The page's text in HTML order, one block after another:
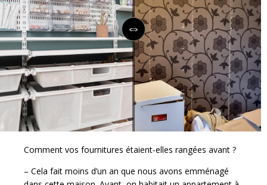
Comment vos fournitures étaient-elles rangées avant ?
– Cela fait moins d’un an que nous avons emménagé